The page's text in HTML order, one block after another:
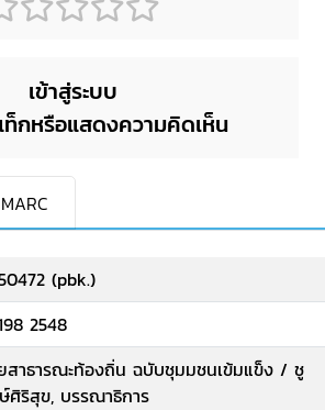
เข้าสู่ระบบ
กหรือแสดงความคิดเห็น
MARC
(pbk.)
2548
สาธารณะท้องถิ่น ฉบับชุมมชนเข้มแข็ง / ชู
ศิริสุข, บรรณาธิการ